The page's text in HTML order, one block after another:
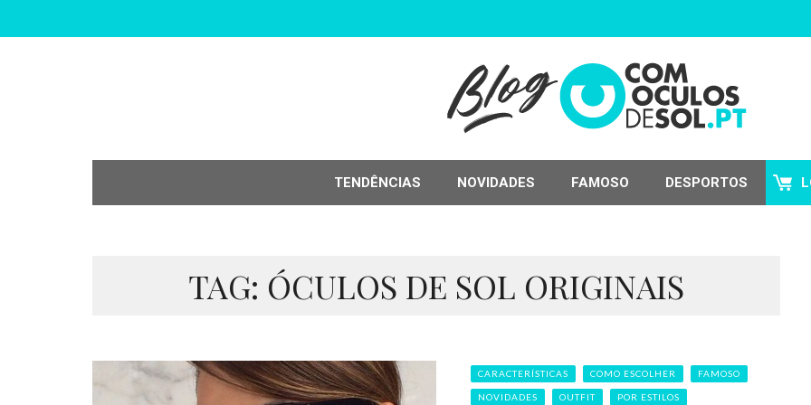
TENDÊNCIAS NOVIDADES FAMOSO DESPORTOS
TAG: ÓCULOS DE SOL ORIGINAIS
CARACTERÍSTICAS COMO ESCOLHER FAMOSO
NOVIDADES OUTFIT POR ESTILOS